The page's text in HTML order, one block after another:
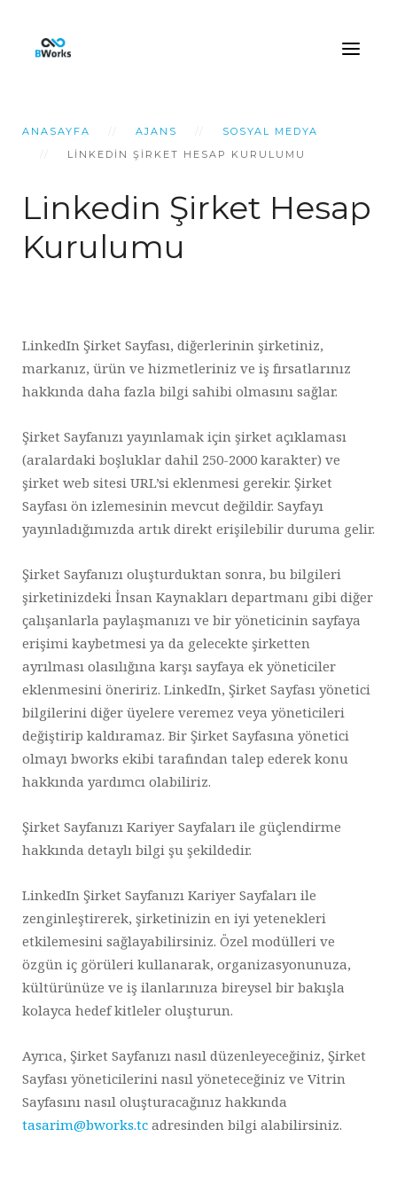
ANASAYFA AJANS
SOSYAL MEDYA
LINKEDIN ŞIRKET HESAP KURULUMU
Linkedin Şirket Hesap
Kurulumu
LinkedIn Şirket Sayfası, diğerlerinin şirketiniz,
markanız, ürün ve hizmetleriniz ve iş fırsatlarınız
hakkında daha fazla bilgi sahibi olmasını sağlar.
Şirket Sayfanızı yayınlamak için şirket açıklaması
(aralardaki boşluklar dahil 250-2000 karakter) ve
şirket web sitesi URL’si eklenmesi gerekir. Şirket
Sayfası ön izlemesinin mevcut değildir. Sayfayı
yayınladığımızda artık direkt erişilebilir duruma gelir.
Şirket Sayfanızı oluşturduktan sonra, bu bilgileri
şirketinizdeki İnsan Kaynakları departmanı gibi diğer
çalışanlarla paylaşmanızı ve bir yöneticinin sayfaya
erişimi kaybetmesi ya da gelecekte şirketten
ayrılması olasılığına karşı sayfaya ek yöneticiler
eklenmesini öneririz. LinkedIn, Şirket Sayfası yönetici
bilgilerini diğer üyelere veremez veya yöneticileri
değiştirip kaldıramaz. Bir Şirket Sayfasına yönetici
olmayı bworks ekibi tarafından talep ederek konu
hakkında yardımcı olabiliriz.
Şirket Sayfanızı Kariyer Sayfaları ile güçlendirme
hakkında detaylı bilgi şu şekildedir.
LinkedIn Şirket Sayfanızı Kariyer Sayfaları ile
zenginleştirerek, şirketinizin en iyi yetenekleri
etkilemesini sağlayabilirsiniz. Özel modülleri ve
özgün iç görüleri kullanarak, organizasyonunuza,
kültürünüze ve iş ilanlarınıza bireysel bir bakışla
kolayca hedef kitleler oluşturun.
Ayrıca, Şirket Sayfanızı nasıl düzenleyeceğiniz, Şirket
Sayfası yöneticilerini nasıl yöneteceğiniz ve Vitrin
Sayfasını nasıl oluşturacağınız hakkında
tasarim@bworks.tc adresinden bilgi alabilirsiniz.